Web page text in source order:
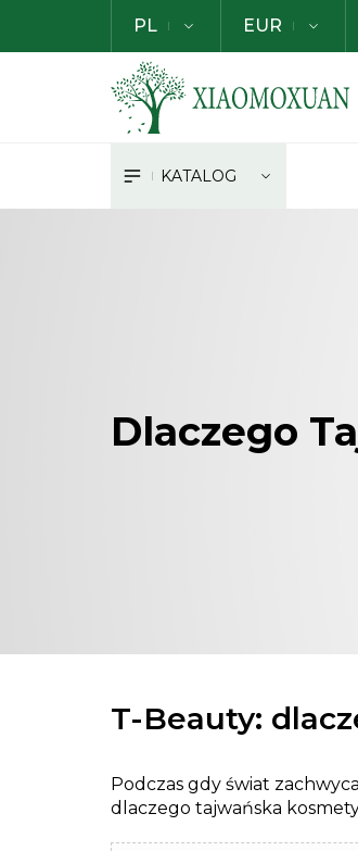
PL EUR
KATALOG
Dlaczego
T-Beauty:
Podczas gdy świat
dlaczego tajwańska